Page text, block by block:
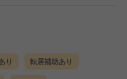
り 転居補助あり